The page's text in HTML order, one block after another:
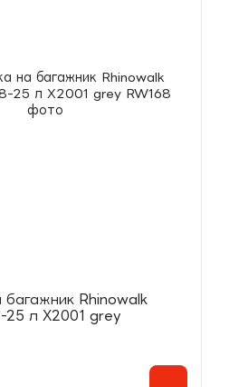
багажник Rhinowalk
25 л X2001 grey